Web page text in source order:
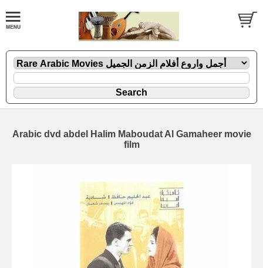
Arabic dvd abdel Halim Maboudat Al Gamaheer movie
film